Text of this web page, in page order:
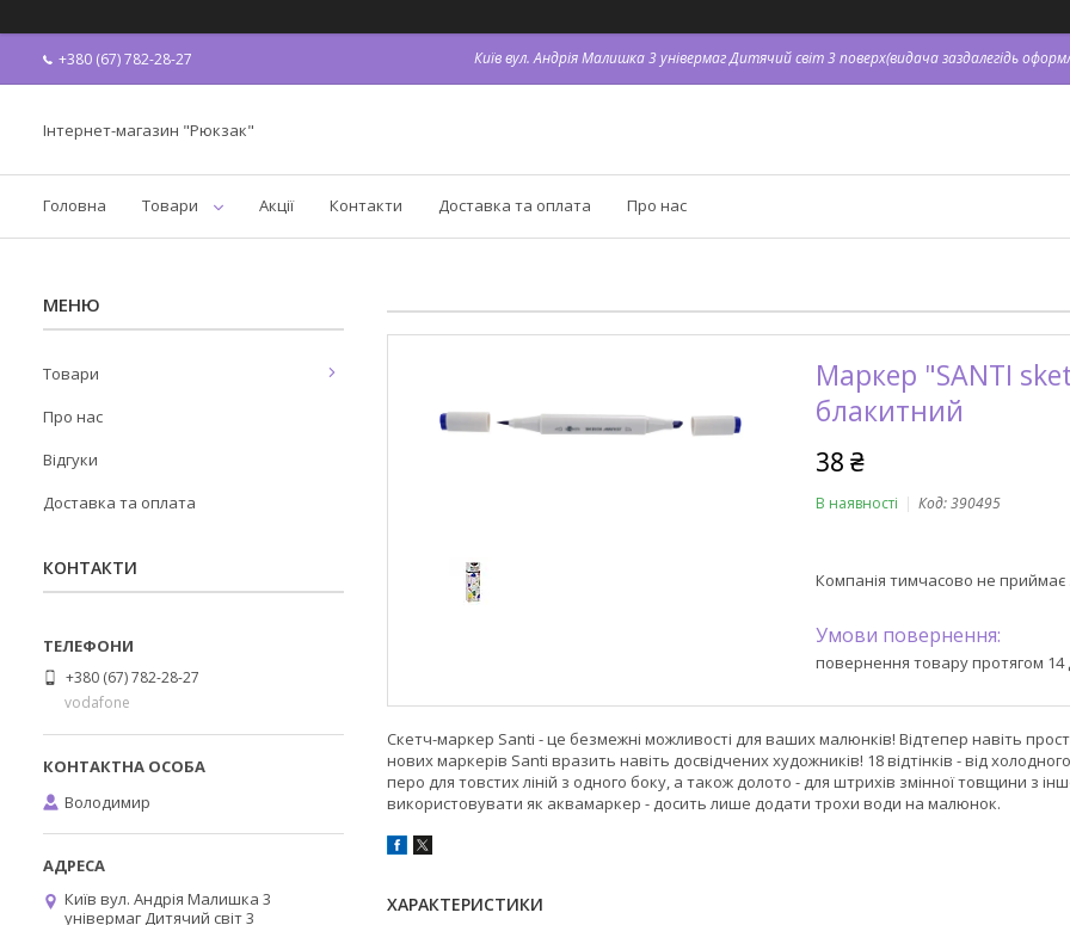
+380 (67) 782-28-27 Київ вул. Андрія Малишка 3 універмаг Дитячий світ 3 поверх(видача заздалегідь
Інтернет-магазин "Рюкзак"
Головна Товари Акції Контакти Доставка та оплата Про нас
Маркер "SANTI
блакитний
38 ₴
В наявності Код:390495
Компанія тимчасово не
повернення товару протягом 14
Скетч-маркер Santi - це безмежні можливості для ваших малюнків! Відтепер навіть
нових маркерів Santi вразить навіть досвідчених художників! 18 відтінків - від
перо для товстих ліній з одного боку, а також долото - для штрихів змінної товщини з
використовувати як аквамаркер - досить лише додати трохи води на малюнок.
ХАРАКТЕРИСТИКИ
Товари
Про нас
Відгуки
Доставка та оплата
КОНТАКТИ
+380 (67) 782-28-27
vodafone
Володимир
Київ вул. Андрія Малишка 3
універмаг Дитячий світ 3